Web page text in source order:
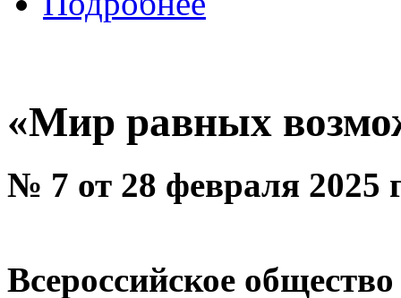
«Мир равных
№ 7 от 28 февраля 2025
Всероссийское